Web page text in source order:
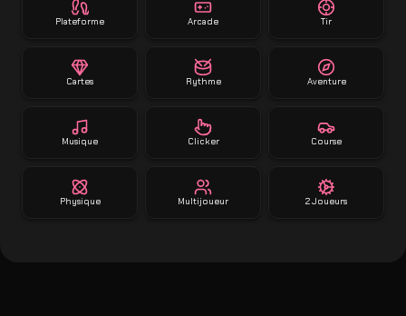
Plateforme Arcade Tir
Cartes Rythme Aventure
Musique Clicker Course
Physique Multijoueur 2 Joueurs